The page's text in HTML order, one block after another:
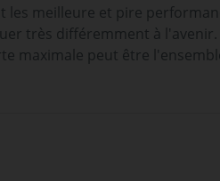
meilleure et pire
très différemment à l'avenir.
maximale peut être